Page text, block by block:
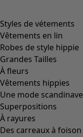
Styles de vétements
Vêtements en lin
Robes de style hippie
Grandes Tailles
À fleurs
Vêtements hippies
Une mode scandinave
Superpositions
À rayures
Des carreaux à foison